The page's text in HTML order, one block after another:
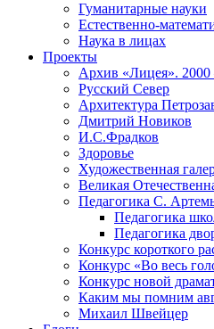
Гуманитарные науки
Естественно-
Наука в лицах
Проекты
Архив «Лицея».
Русский Север
Архитектура
Дмитрий Новиков
И.С.Фрадков
Здоровье
Художественная
Великая
Педагогика С.
Педагогика
Педагогика
Конкурс короткого
Конкурс «Во весь
Конкурс новой
Каким мы помним
Михаил Швейцер